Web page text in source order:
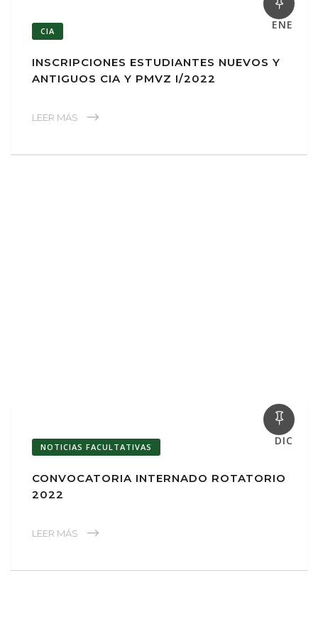
28
ENE
CIA
INSCRIPCIONES ESTUDIANTES NUEVOS Y
ANTIGUOS CIA Y PMVZ I/2022
LEER MÁS
21
DIC
NOTICIAS FACULTATIVAS
CONVOCATORIA INTERNADO ROTATORIO
2022
LEER MÁS